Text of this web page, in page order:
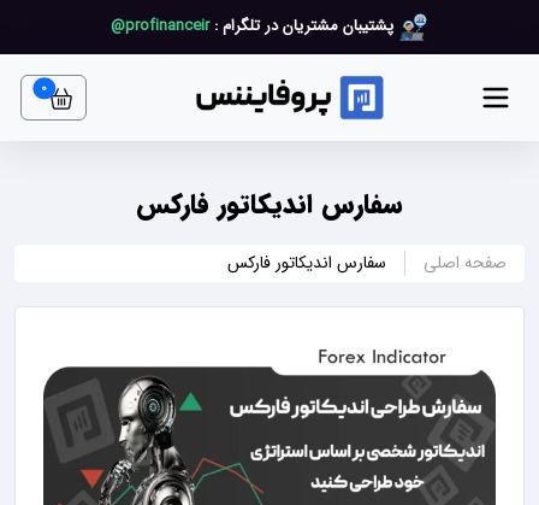
پشتیبان مشتریان در تلگرام :profinanceir@
0
item
سفارس اندیکاتور فارکس
صفحه اصلی سفارس اندیکاتور فارکس